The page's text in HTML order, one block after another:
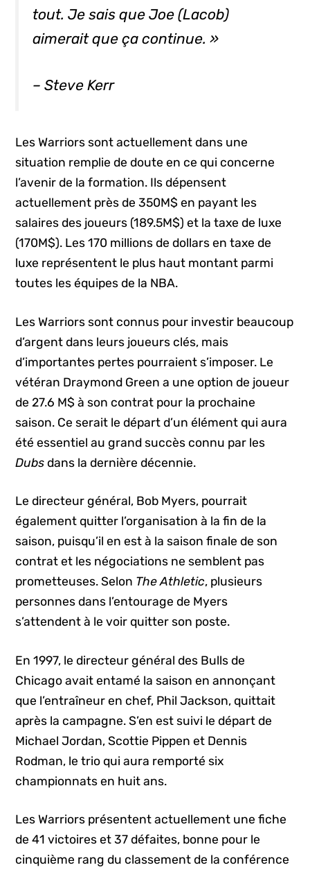
tout. Je sais que Joe (Lacob)
aimerait que ça continue. »
– Steve Kerr
Les Warriors sont actuellement dans une
situation remplie de doute en ce qui concerne
l’avenir de la formation. Ils dépensent
actuellement près de 350M$ en payant les
salaires des joueurs (189.5M$) et la taxe de luxe
(170M$). Les 170 millions de dollars en taxe de
luxe représentent le plus haut montant parmi
toutes les équipes de la NBA.
Les Warriors sont connus pour investir beaucoup
d’argent dans leurs joueurs clés, mais
d’importantes pertes pourraient s’imposer. Le
vétéran Draymond Green a une option de joueur
de 27.6 M$ à son contrat pour la prochaine
saison. Ce serait le départ d’un élément qui aura
été essentiel au grand succès connu par les
Dubs dans la dernière décennie.
Le directeur général, Bob Myers, pourrait
également quitter l’organisation à la fin de la
saison, puisqu’il en est à la saison finale de son
contrat et les négociations ne semblent pas
prometteuses. Selon The Athletic, plusieurs
personnes dans l’entourage de Myers
s’attendent à le voir quitter son poste.
En 1997, le directeur général des Bulls de
Chicago avait entamé la saison en annonçant
que l’entraîneur en chef, Phil Jackson, quittait
après la campagne. S’en est suivi le départ de
Michael Jordan, Scottie Pippen et Dennis
Rodman, le trio qui aura remporté six
championnats en huit ans.
Les Warriors présentent actuellement une fiche
de 41 victoires et 37 défaites, bonne pour le
cinquième rang du classement de la conférence